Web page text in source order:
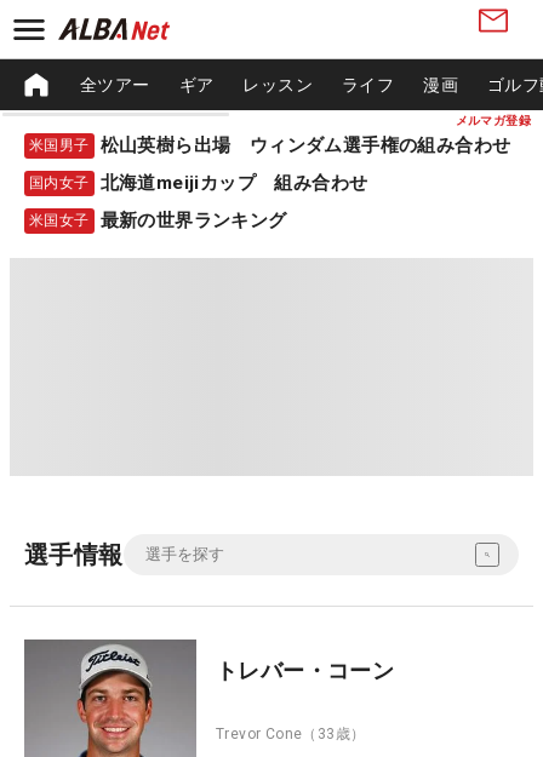
メルマガ登録
全ツアー ギア レッスン ライフ 漫画 ゴル
米国男子 松山英樹ら出場 ウィンダム選手権の組み合わせ
国内女子 北海道meijiカップ 組み合わせ
米国女子 最新の世界ランキング
選手情報
トレバー・コーン
Trevor Cone （33歳）